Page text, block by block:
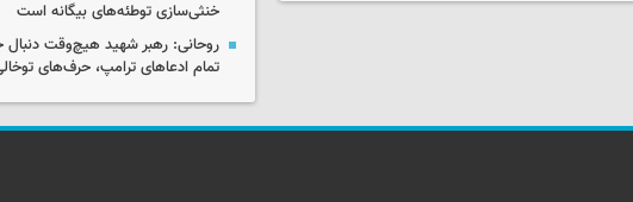
خنثی‌سازی توطئه‌های بیگانه است
روحانی: رهبر شهید هیچ‌وقت دنبال
تمام ادعاهای ترامپ، حرف‌های